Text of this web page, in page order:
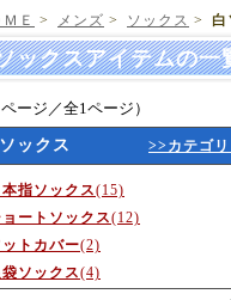
ＭＥ > メンズ > ソックス > 白
ックスアイテムの
ページ／全1ページ）
ックス >>カテゴ
本指ソックス(15)
ョートソックス(12)
ットカバー(2)
袋ソックス(4)